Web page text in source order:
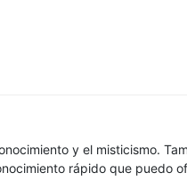
y el misticismo.
rápido que puedo